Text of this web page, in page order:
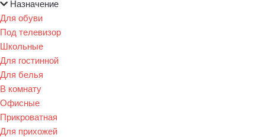
Назначение
Для обуви
Под телевизор
Школьные
Для гостинной
Для белья
В комнату
Офисные
Прикроватная
Для прихожей